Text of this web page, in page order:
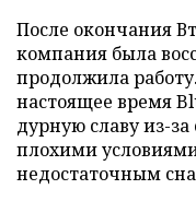
После окончания
компания была
продолжила
настоящее время
дурную славу из-
плохими
недостаточным